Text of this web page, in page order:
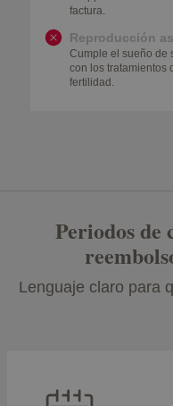
factura.
Reproducción
Cumple el sueño de
con los tratamientos
fertilidad.
Periodos de
Lenguaje claro para
Hay coberturas